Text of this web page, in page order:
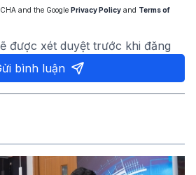
and the Google Privacy Policy and Terms of
được xét duyệt trước khi đăng
bình luận